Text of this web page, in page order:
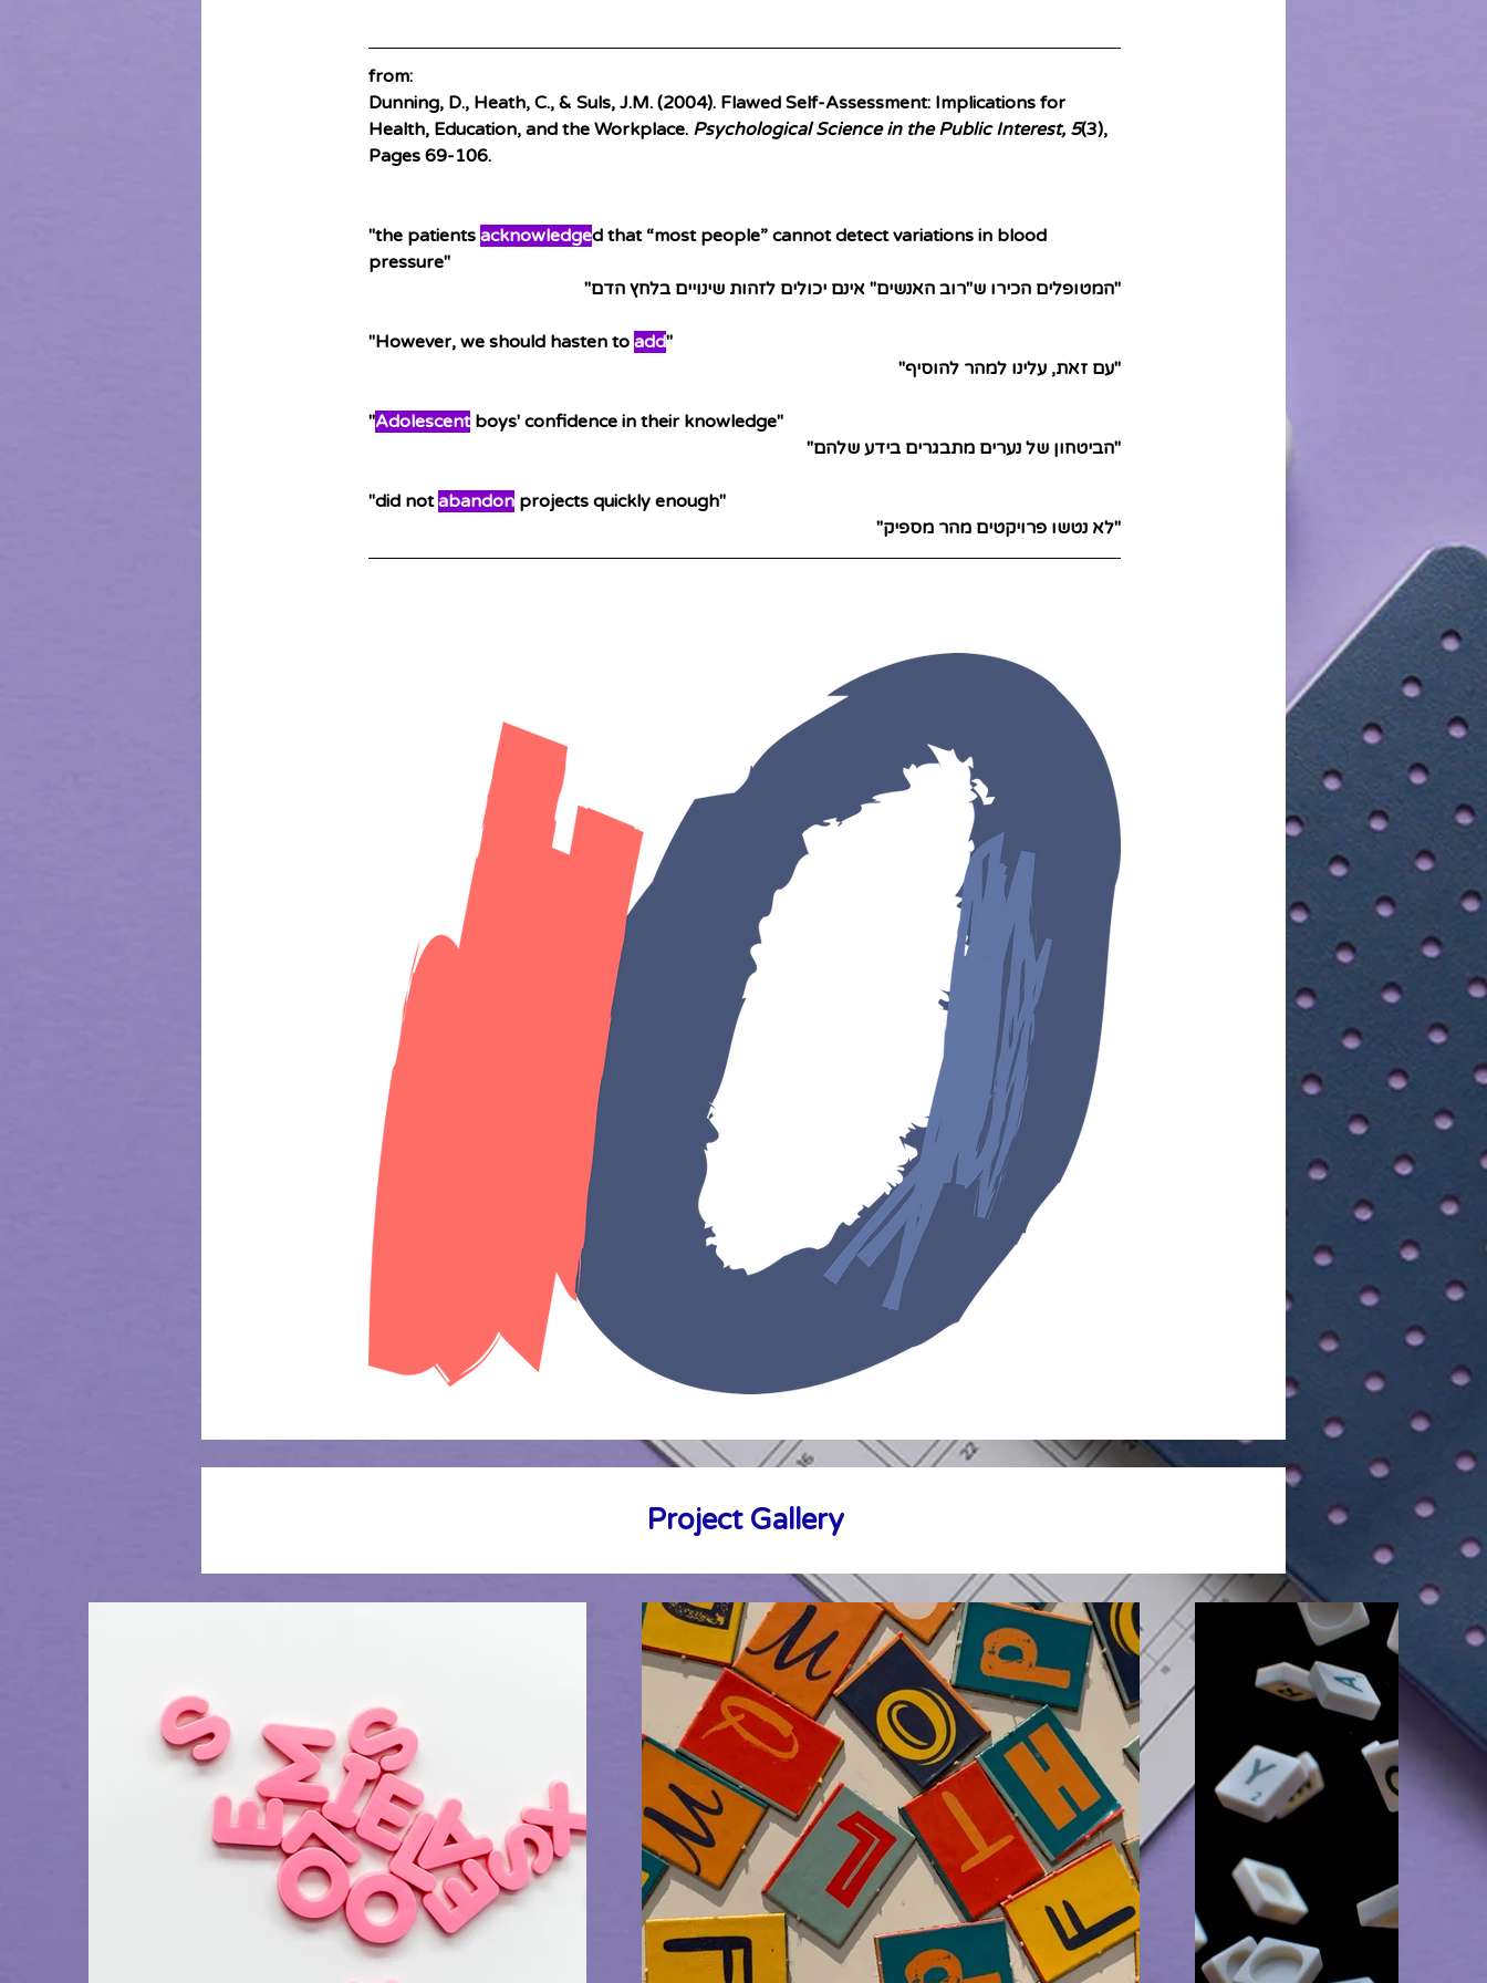
from:
Dunning, D., Heath, C., & Suls, J.M. (2004). Flawed Self-Assessment: Implications for
Health, Education, and the Workplace. Psychological Science in the Public Interest, 5(3),
Pages 69-106.
"the patients acknowledged that “most people” cannot detect variations in blood
pressure"
"המטופלים הכירו ש"רוב האנשים" אינם יכולים לזהות שינויים בלחץ הדם"
"However, we should hasten to add"
"עם זאת, עלינו למהר להוסיף"
"Adolescent boys' confidence in their knowledge"
"הביטחון של נערים מתבגרים בידע שלהם"
"did not abandon projects quickly enough"
"לא נטשו פרויקטים מהר מספיק"
Project Gallery